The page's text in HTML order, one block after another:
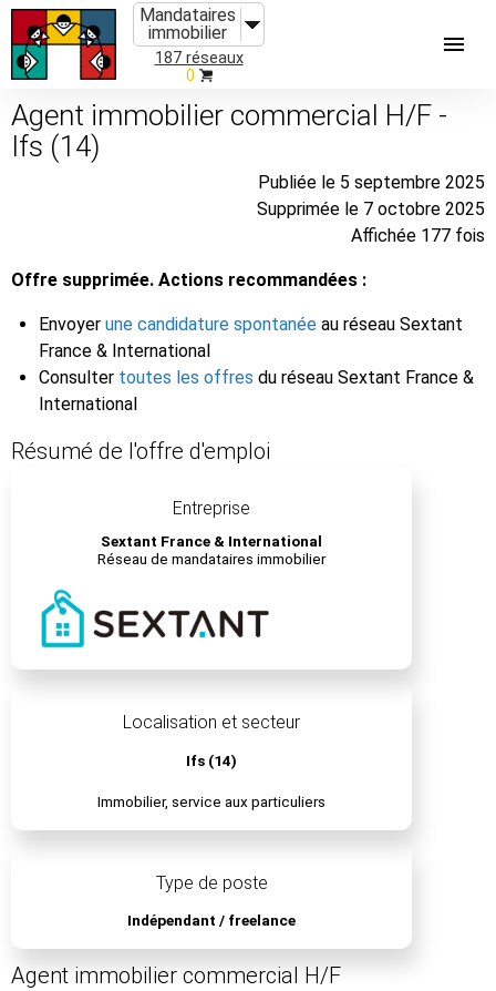
Mandataires
immobilier
187 réseaux
0
Agent immobilier commercial H/F -
Ifs (14)
Publiée le 5 septembre 2025
Supprimée le 7 octobre 2025
Affichée 177 fois
Offre supprimée. Actions recommandées :
Envoyer une candidature spontanée au réseau Sextant
France & International
Consulter toutes les offres du réseau Sextant France &
International
Résumé de l'offre d'emploi
Entreprise
Sextant France & International
Réseau de mandataires immobilier
Localisation et secteur
Ifs (14)
Immobilier, service aux particuliers
Type de poste
Indépendant / freelance
Agent immobilier commercial H/F